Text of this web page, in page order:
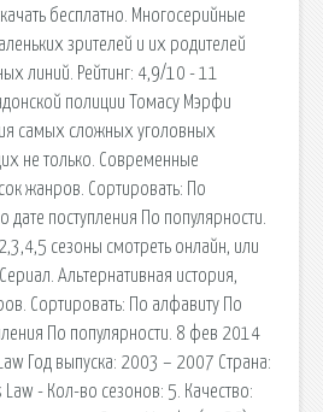
бесплатно. Многосерийные
зрителей и их родителей
линий. Рейтинг: 4,9/10 - 11
полиции Томасу Мэрфи
самых сложных уголовных
не только. Современные
жанров. Сортировать: По
поступления По популярности.
сезоны смотреть онлайн, или
Альтернативная история,
Сортировать: По алфавиту По
По популярности. 8 фев 2014
Год выпуска: 2003 – 2007 Страна:
- Кол-во сезонов: 5. Качество: